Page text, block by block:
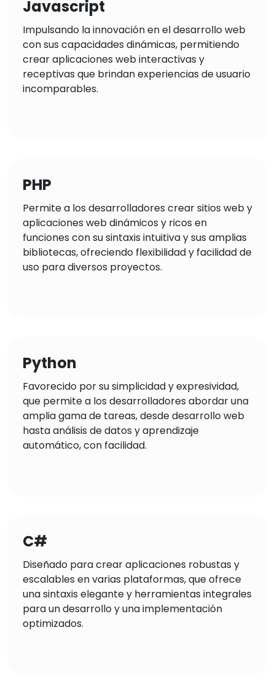
Javascript
Impulsando la innovación en el desarrollo web
con sus capacidades dinámicas, permitiendo
crear aplicaciones web interactivas y
receptivas que brindan experiencias de usuario
incomparables.
PHP
Permite a los desarrolladores crear sitios web y
aplicaciones web dinámicos y ricos en
funciones con su sintaxis intuitiva y sus amplias
bibliotecas, ofreciendo flexibilidad y facilidad de
uso para diversos proyectos.
Python
Favorecido por su simplicidad y expresividad,
que permite a los desarrolladores abordar una
amplia gama de tareas, desde desarrollo web
hasta análisis de datos y aprendizaje
automático, con facilidad.
C#
Diseñado para crear aplicaciones robustas y
escalables en varias plataformas, que ofrece
una sintaxis elegante y herramientas integrales
para un desarrollo y una implementación
optimizados.